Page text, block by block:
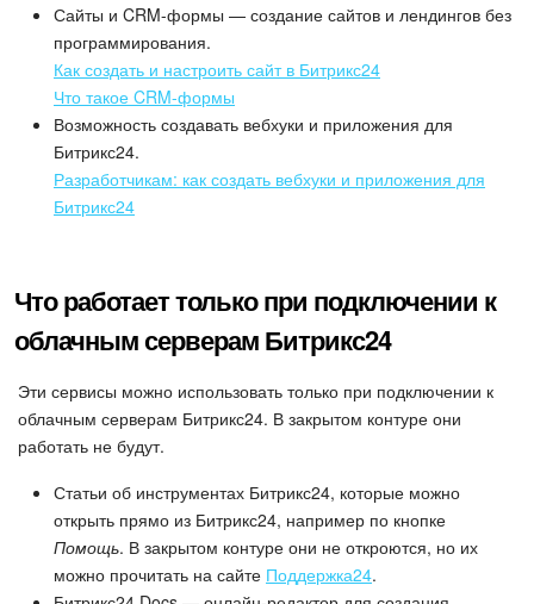
Автоматизация
Интеграция 1С и Битрикс24
Сотрудники
Бизнес-процессы
Контакт-центр
Виджет сотрудника
Телефония
Филиальная сеть
Сайты и CRM-формы — создание сайтов и лендингов без
программирования.
Как создать и настроить сайт в Битрикс24
Что такое CRM-формы
Возможность создавать вебхуки и приложения для
Битрикс24.
Разработчикам: как создать вебхуки и приложения для
Битрикс24
Что работает только при подключении к
облачным серверам Битрикс24
Эти сервисы можно использовать только при подключении к
облачным серверам Битрикс24. В закрытом контуре они
работать не будут.
Статьи об инструментах Битрикс24, которые можно
открыть прямо из Битрикс24, например по кнопке
Помощь. В закрытом контуре они не откроются, но их
можно прочитать на сайте Поддержка24.